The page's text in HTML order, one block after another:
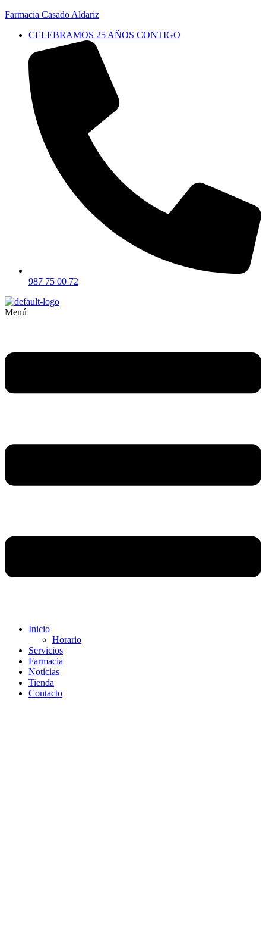
Farmacia Casado Aldariz
CELEBRAMOS 25 AÑOS CONTIGO
987 75 00 72
Menú
Inicio
Horario
Servicios
Farmacia
Noticias
Tienda
Contacto